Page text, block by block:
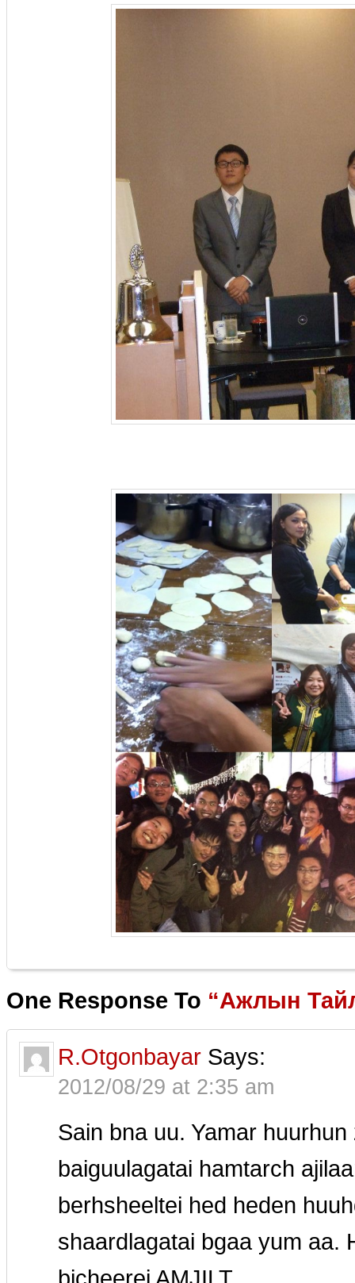
One Response To “Ажлын
R.Otgonbayar Says:
2012/08/29 at 2:35 am
Sain bna uu. Yamar
baiguulagatai hamtarch
berhsheeltei hed heden
shaardlagatai bgaa yum aa.
bicheerei AMJILT